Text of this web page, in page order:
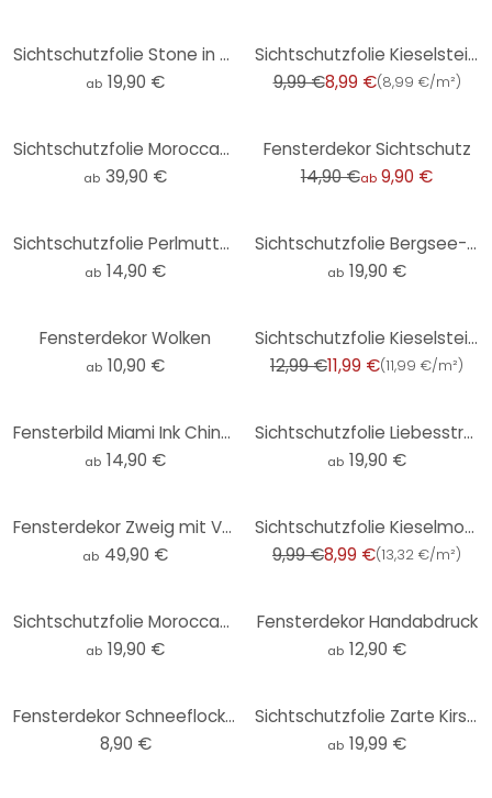
Sichtschutzfolie Stone in Sand 2
ab 19,90 €
Sichtschutzfolie Kieselsteine, 45 x 150 cm
9,99 €8,99 €(8,99 €/m²)
Sichtschutzfolie Moroccan - Panorama
ab 39,90 €
Fensterdekor Sichtschutz
14,90 €ab 9,90 €
Sichtschutzfolie Perlmuttglanz - quadratisch
ab 14,90 €
Sichtschutzfolie Bergsee-Idylle
ab 19,90 €
Fensterdekor Wolken
ab 10,90 €
Sichtschutzfolie Kieselsteine, 67 x 150 cm
12,99 €11,99 €(11,99 €/m²)
Fensterbild Miami Ink Chinesischer Drachen
ab 14,90 €
Sichtschutzfolie Liebesstrand
ab 19,90 €
Fensterdekor Zweig mit Vogelkäfig
ab 49,90 €
Sichtschutzfolie Kieselmosaik, 45 x 150 cm
9,99 €8,99 €(13,32 €/m²)
Sichtschutzfolie Moroccan Wall - quadratisch
ab 19,90 €
Fensterdekor Handabdruck
ab 12,90 €
Fensterdekor Schneeflocken
8,90 €
Sichtschutzfolie Zarte Kirschblüten
ab 19,99 €